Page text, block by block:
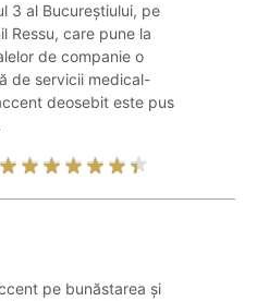
3 al Bucureștiului, pe
Ressu, care pune la
de companie o
de servicii medical-
deosebit este pus
pe bunăstarea și